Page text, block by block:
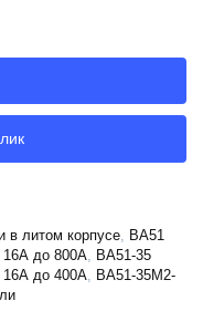
в литом корпусе
ВА51
16А до 800А
ВА51-35
16А до 400А
ВА51-35М2-